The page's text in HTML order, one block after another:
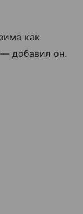
как
добавил он.